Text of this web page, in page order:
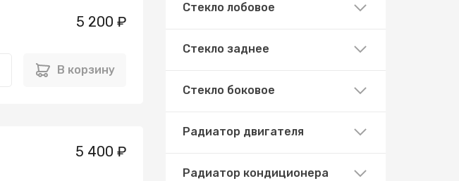
5 200 ₽
В корзину
5 400 ₽
Стекло лобовое
Стекло заднее
Стекло боковое
Радиатор двигателя
Радиатор кондиционера